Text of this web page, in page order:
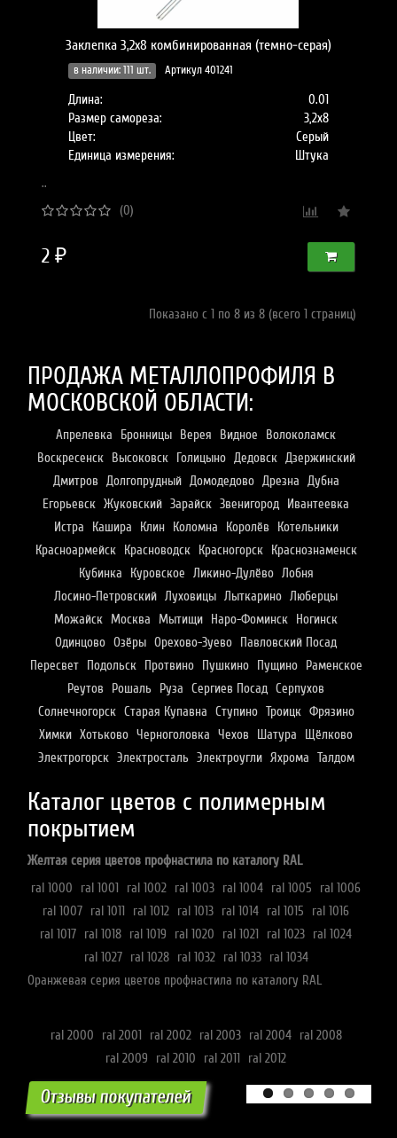
Заклепка 3,2х8 комбинированная (темно-серая)
в наличии: 111 шт. Артикул 401241
Длина:
0.01
Размер самореза:
3,2х8
Цвет:
Серый
Единица измерения:
Штука
..
(0)
2 ₽
Показано с 1 по 8 из 8 (всего 1 страниц)
ПРОДАЖА МЕТАЛЛОПРОФИЛЯ В
МОСКОВСКОЙ ОБЛАСТИ:
Апрелевка Бронницы Верея Видное
Волоколамск
Воскресенск Высоковск Голицыно Дедовск Дзержинский
Дмитров Долгопрудный Домодедово Дрезна Дубна
Егорьевск Жуковский Зарайск Звенигород Ивантеевка
Истра
Кашира Клин Коломна Королёв
Котельники
Красноармейск Красноводск Красногорск Краснознаменск
Кубинка
Куровское Ликино-Дулёво Лобня
Лосино-Петровский Луховицы Лыткарино Люберцы
Можайск Москва Мытищи Наро-Фоминск Ногинск
Одинцово Озёры Орехово-Зуево Павловский Посад
Пересвет Подольск Протвино Пушкино Пущино Раменское
Реутов
Рошаль Руза Сергиев Посад Серпухов
Солнечногорск Старая Купавна Ступино Троицк Фрязино
Химки Хотьково Черноголовка Чехов Шатура
Щёлково
Электрогорск Электросталь Электроугли Яхрома Талдом
Каталог цветов с полимерным
покрытием
Желтая серия цветов профнастила по каталогу RAL
ral 1000
ral 1001 ral 1002 ral 1003 ral 1004 ral 1005
ral 1006
ral 1007 ral 1011 ral 1012 ral 1013 ral 1014 ral 1015
ral 1016
ral 1017 ral 1018 ral 1019 ral 1020 ral 1021 ral 1023 ral 1024
ral 1027 ral 1028 ral 1032 ral 1033 ral 1034
Оранжевая серия цветов профнастила по каталогу RAL
ral 2000 ral 2001 ral 2002 ral 2003 ral 2004 ral 2008
ral 2009
ral 2010 ral 2011 ral 2012
Отзывы покупателей